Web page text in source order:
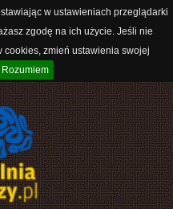
w ustawieniach przeglądarki
zgodę na ich użycie. Jeśli nie
zmień ustawienia swojej
Rozumiem